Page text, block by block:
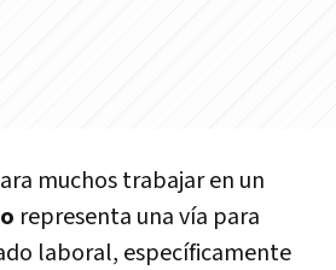
muchos trabajar en un
representa una vía para
laboral, específicamente